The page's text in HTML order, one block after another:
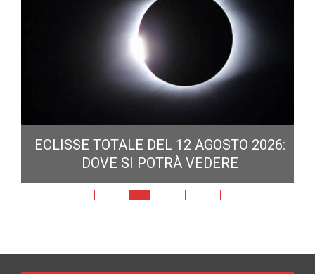
ECLISSE TOTALE DEL 12 AGOSTO 2026:
DOVE SI POTRÀ VEDERE